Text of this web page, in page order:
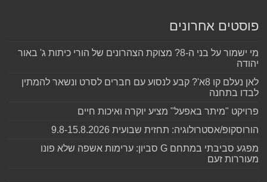
פוסטים אחרונים
מי ישמור על בני ה-8? מצוקת הצהרונים של הורי כיתות ג' באור
יהודה
לאן נעלם קו 8א'? קבע לנסוע עם חברים לסרט ונשאר להמתין
לבדו בתחנה
פרויקט "מיתר באפעל" מציע יוקרה ואיכות חיים
הורוסקופ/אסטרולוגיה: תחזית שבועית 9.8-15.8.2026
מפגע סביבתי במתחם G סביון: ערימות אשפה שלא פונו
מעוררות זעם